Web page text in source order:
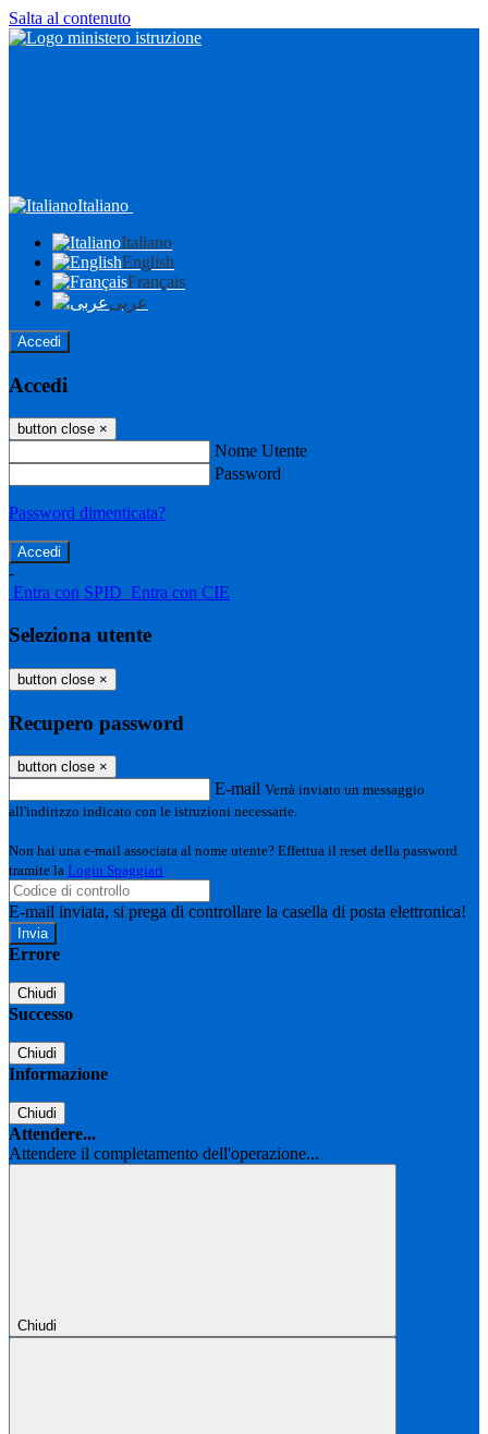
Salta al contenuto
Italiano
Italiano
English
Français
عربى
Accedi
Accedi
button close ×
Nome Utente
Password
Password dimenticata?
-
Entra con SPID Entra con CIE
Seleziona utente
button close ×
Recupero password
button close ×
E-mail Verrà inviato un messaggio
all'indirizzo indicato con le istruzioni necessarie.
Non hai una e-mail associata al nome utente? Effettua il reset della password
tramite la Login Spaggiari
E-mail inviata, si prega di controllare la casella di posta elettronica!
Errore
Chiudi
Successo
Chiudi
Informazione
Chiudi
Attendere...
Attendere il completamento dell'operazione...
Chiudi